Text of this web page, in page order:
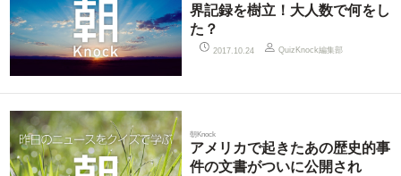
界記録を樹立！大人数で何をし
た？
2017.10.24 QuizKnock編集部
朝Knock
アメリカで起きたあの歴史的事
件の文書がついに公開され